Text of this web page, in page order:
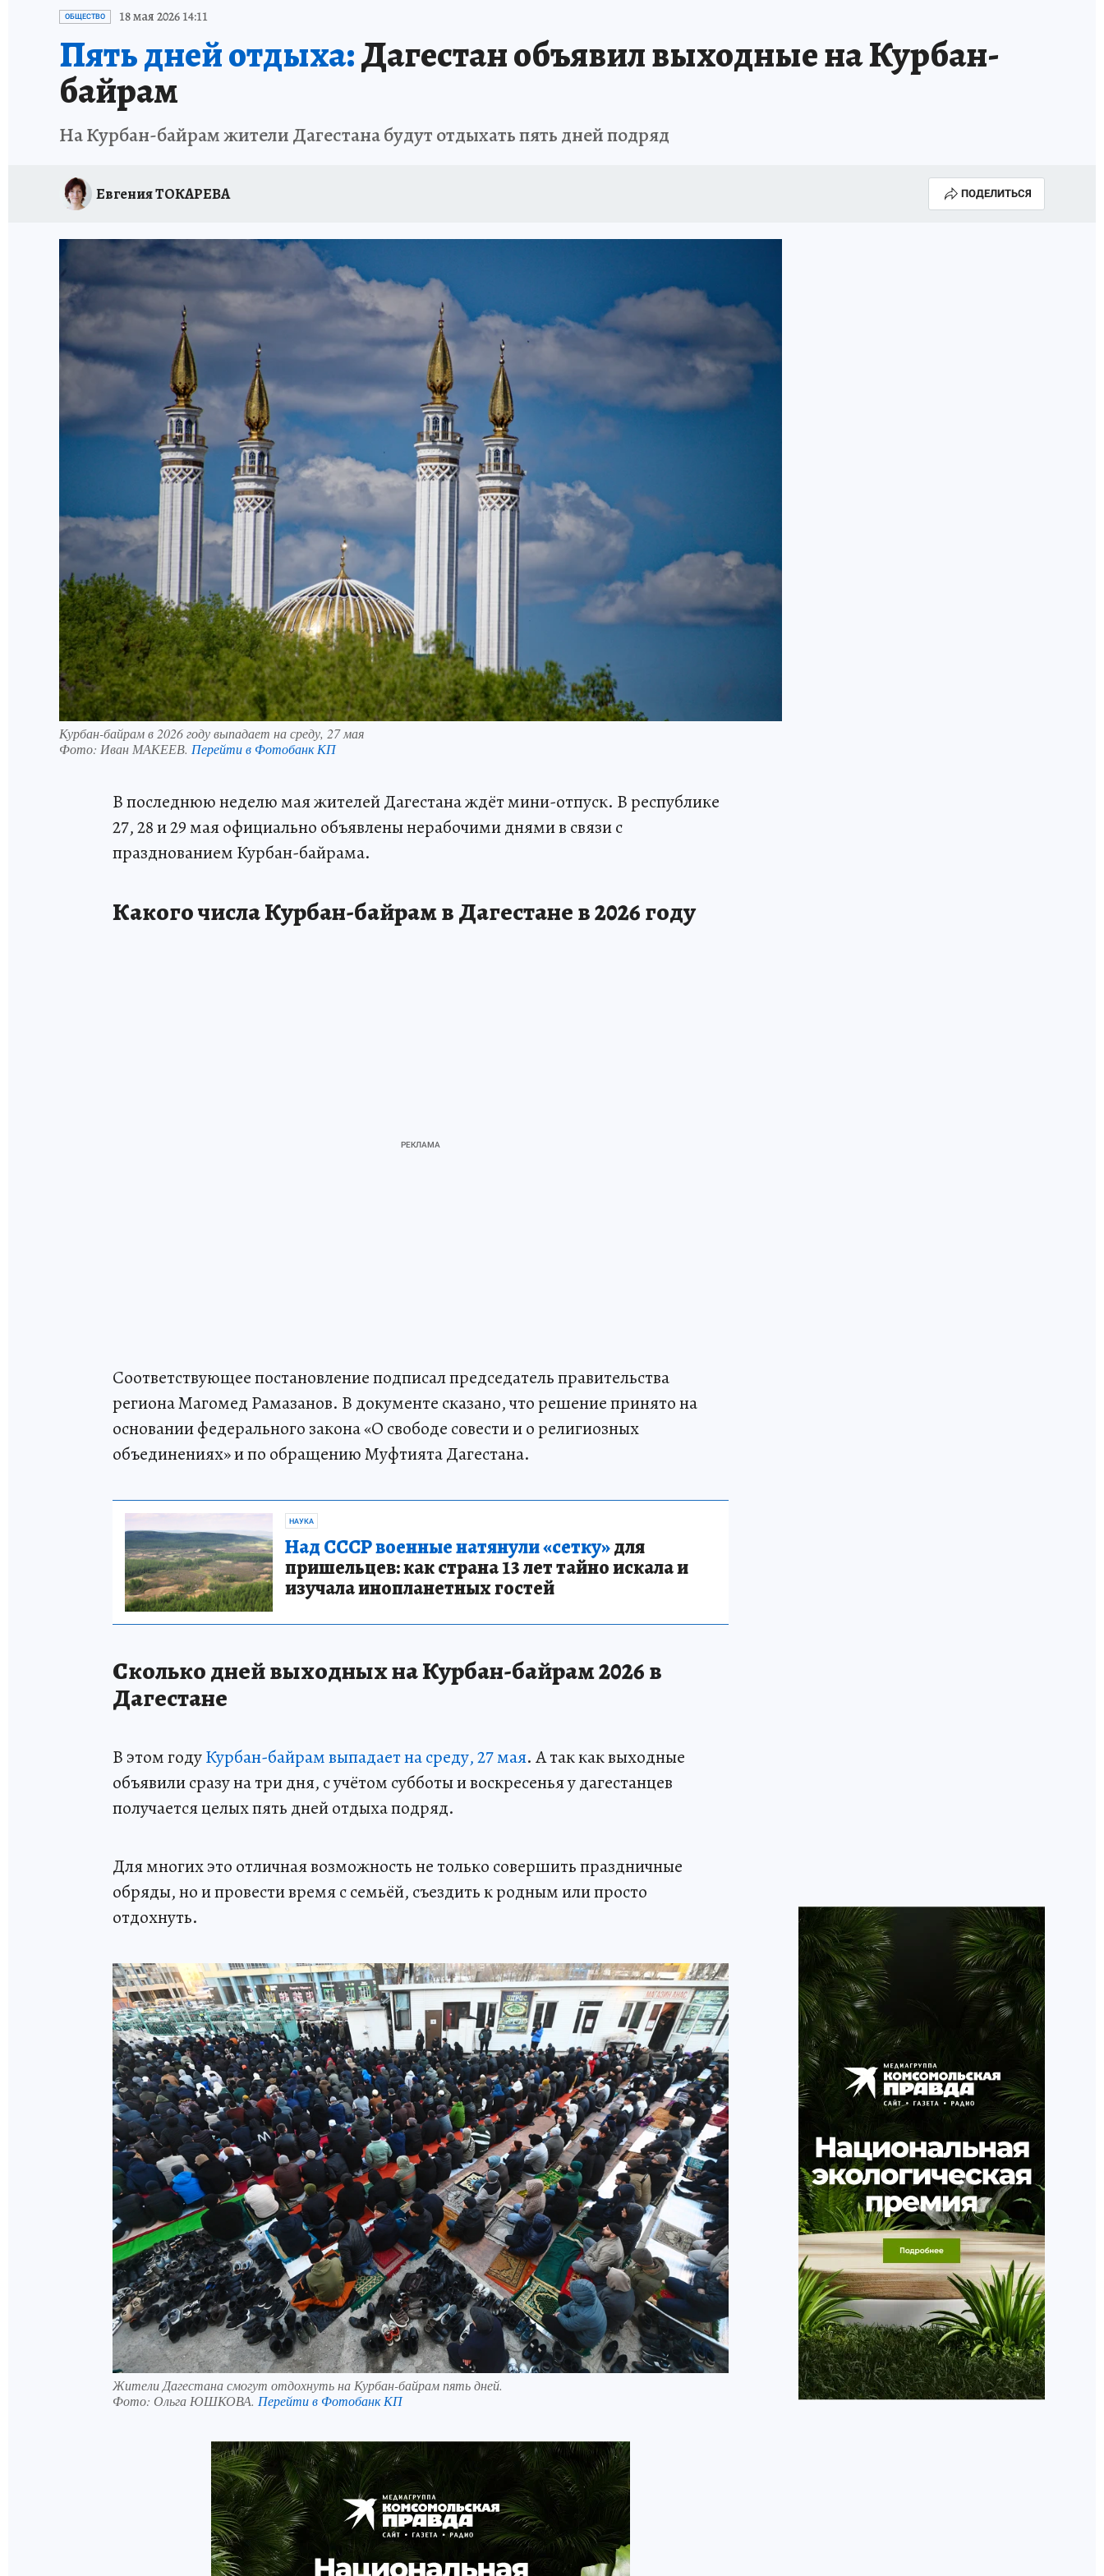
ЗАПОВЕДНАЯ РОССИЯ
ОБЩЕСТВО 18 мая 2026 14:11
Пять дней отдыха:Дагестан объявил выходные на Курбан-
байрам
На Курбан-байрам жители Дагестана будут отдыхать пять дней подряд
Евгения ТОКАРЕВА ПОДЕЛИТЬСЯ
Курбан-байрам в 2026 году выпадает на среду, 27 мая
Фото: Иван МАКЕЕВ. Перейти в Фотобанк КП
В последнюю неделю мая жителей Дагестана ждёт мини-отпуск. В республике
27, 28 и 29 мая официально объявлены нерабочими днями в связи с
празднованием Курбан-байрама.
Какого числа Курбан-байрам в Дагестане в 2026 году
Соответствующее постановление подписал председатель правительства
региона Магомед Рамазанов. В документе сказано, что решение принято на
основании федерального закона «О свободе совести и о религиозных
объединениях» и по обращению Муфтията Дагестана.
НАУКА
Над СССР военные натянули «сетку»для
пришельцев: как страна 13 лет тайно искала и
изучала инопланетных гостей
Сколько дней выходных на Курбан-байрам 2026 в
Дагестане
В этом годуКурбан-байрам выпадает на среду, 27 мая. А так как выходные
объявили сразу на три дня, с учётом субботы и воскресенья у дагестанцев
получается целых пять дней отдыха подряд.
Для многих это отличная возможность не только совершить праздничные
обряды, но и провести время с семьёй, съездить к родным или просто
отдохнуть.
Жители Дагестана смогут отдохнуть на Курбан-байрам пять дней.
Фото: Ольга ЮШКОВА. Перейти в Фотобанк КП